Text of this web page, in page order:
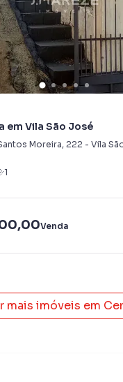
em Vila São José
Moreira, 222 - Vila
1
Venda
mais imóveis em